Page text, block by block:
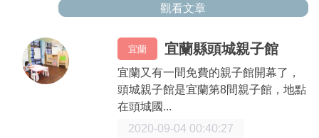
觀看文章
宜蘭 宜蘭縣頭城親子館
宜蘭又有一間免費的親子館開幕了，
頭城親子館是宜蘭第8間親子館，地點
在頭城國...
2020-09-04 00:40:27